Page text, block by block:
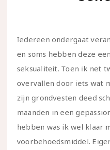
Iedereen ondergaat
en soms hebben deze
seksualiteit. Toen ik net
overvallen door iets wat
zijn grondvesten deed
maanden in een
hebben was ik wel klaar
voorbehoedsmiddel.